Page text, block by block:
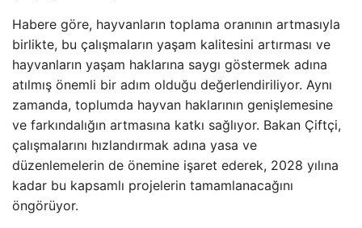
Habere göre, hayvanların toplama oranının artmasıyla
birlikte, bu çalışmaların yaşam kalitesini artırması ve
hayvanların yaşam haklarına saygı göstermek adına
atılmış önemli bir adım olduğu değerlendiriliyor. Aynı
zamanda, toplumda hayvan haklarının genişlemesine
ve farkındalığın artmasına katkı sağlıyor. Bakan Çiftçi,
çalışmalarını hızlandırmak adına yasa ve
düzenlemelerin de önemine işaret ederek, 2028 yılına
kadar bu kapsamlı projelerin tamamlanacağını
öngörüyor.